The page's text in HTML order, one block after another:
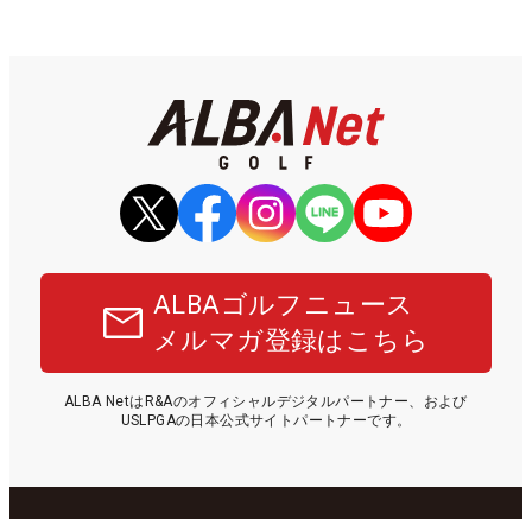
ALBAゴルフニュース
メルマガ登録はこちら
ALBA NetはR&Aのオフィシャルデジタルパートナー、および
USLPGAの日本公式サイトパートナーです。